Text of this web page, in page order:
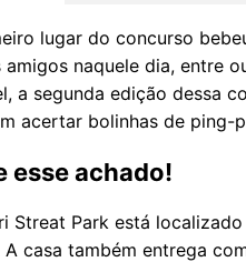
lugar do concurso
amigos naquele dia, entre
a segunda edição dessa
acertar bolinhas de ping-
esse achado!
Streat Park está
A casa também entrega